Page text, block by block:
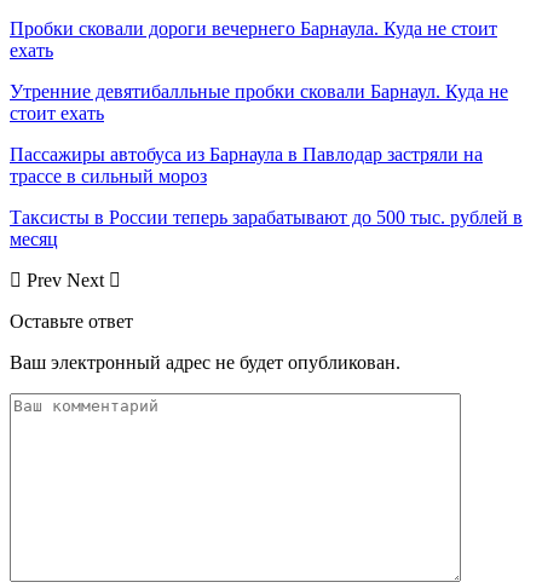
Пробки сковали дороги вечернего Барнаула. Куда не стоит
ехать
Утренние девятибалльные пробки сковали Барнаул. Куда не
стоит ехать
Пассажиры автобуса из Барнаула в Павлодар застряли на
трассе в сильный мороз
Таксисты в России теперь зарабатывают до 500 тыс. рублей в
месяц
Prev Next
Оставьте ответ
Ваш электронный адрес не будет опубликован.